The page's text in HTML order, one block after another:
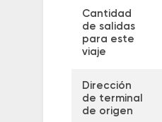
Cantidad
de salidas
para este
viaje
Dirección
de terminal
de origen